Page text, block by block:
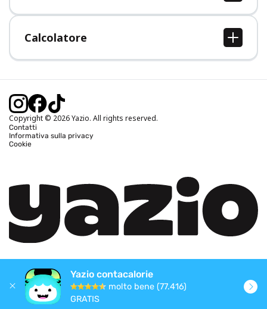
Centro assistenza
Calcolatore
Calcolo BMI (IMC)
Calcolo peso ideale
Calcolo calorie bruciate
Copyright © 2026 Yazio. All rights reserved.
Contatti
Informativa sulla privacy
Cookie
Yazio contacalorie
molto bene (77.416)
GRATIS